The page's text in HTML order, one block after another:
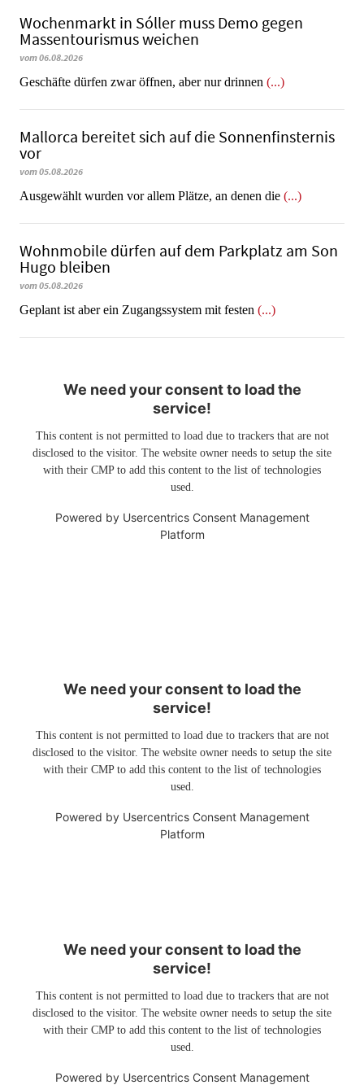
Wochenmarkt in Sóller muss Demo gegen
Massentourismus weichen
vom 06.08.2026
Geschäfte dürfen zwar öffnen, aber nur drinnen (...)
Mallorca bereitet sich auf die Sonnenfinsternis
vor
vom 05.08.2026
Ausgewählt wurden vor allem Plätze, an denen die (...)
Wohnmobile dürfen auf dem Parkplatz am Son
Hugo bleiben
vom 05.08.2026
Geplant ist aber ein Zugangssystem mit festen (...)
We need your consent to load the
service!
This content is not permitted to load due to trackers that are not
disclosed to the visitor. The website owner needs to setup the site
with their CMP to add this content to the list of technologies
used.
Powered by Usercentrics Consent Management
Platform
We need your consent to load the
service!
This content is not permitted to load due to trackers that are not
disclosed to the visitor. The website owner needs to setup the site
with their CMP to add this content to the list of technologies
used.
Powered by Usercentrics Consent Management
Platform
We need your consent to load the
service!
This content is not permitted to load due to trackers that are not
disclosed to the visitor. The website owner needs to setup the site
with their CMP to add this content to the list of technologies
used.
Powered by Usercentrics Consent Management